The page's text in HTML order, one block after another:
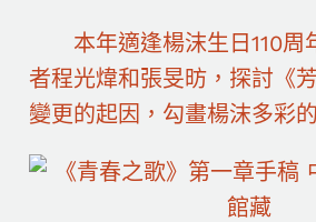
本年適逢楊沫生日110周
者程光煒和張旻昉，探討《
變更的起因，勾畫楊沫多彩